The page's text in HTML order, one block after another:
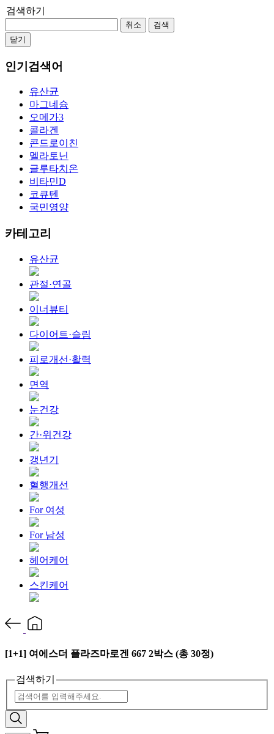
검색하기
취소
검색
닫기
인기검색어
유산균
마그네슘
오메가3
콜라겐
콘드로이친
멜라토닌
글루타치온
비타민D
코큐텐
국민영양
카테고리
유산균
관절·연골
이너뷰티
다이어트·슬림
피로개선·활력
면역
눈건강
간·위건강
갱년기
혈행개선
For 여성
For 남성
헤어케어
스킨케어
[1+1] 여에스더 플라즈마로겐 667 2박스 (총 30정)
검색하기